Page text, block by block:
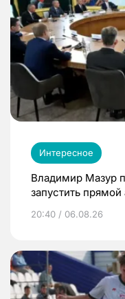
Интересное
Владимир Мазур
запустить
20:40 / 06.08.26